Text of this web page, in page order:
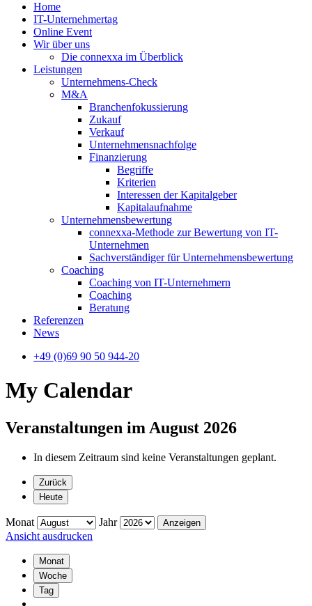
Home
IT-Unternehmertag
Online Event
Wir über uns
Die connexxa im Überblick
Leistungen
Unternehmens-Check
M&A
Branchenfokussierung
Zukauf
Verkauf
Unternehmensnachfolge
Finanzierung
Begriffe
Kriterien
Interessen der Kapitalgeber
Kapitalaufnahme
Unternehmensbewertung
connexxa-Methode zur Bewertung von IT-
Unternehmen
Sachverständiger für Unternehmensbewertung
Coaching
Coaching von IT-Unternehmern
Coaching
Beratung
Referenzen
News
+49 (0)69 90 50 944-20
My Calendar
Veranstaltungen im August 2026
In diesem Zeitraum sind keine Veranstaltungen geplant.
Zurück
Heute
Monat
Jahr
Ansicht ausdrucken
Monat
Woche
Tag